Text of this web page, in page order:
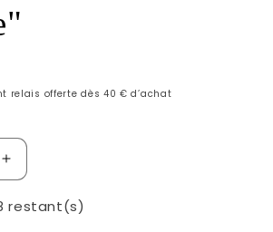
relais offerte dès 40 € d’achat
Augmenter
la
quantité
restant(s)